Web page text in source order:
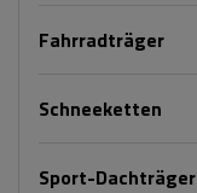
Fahrradträger
Schneeketten
Sport-Dachträger